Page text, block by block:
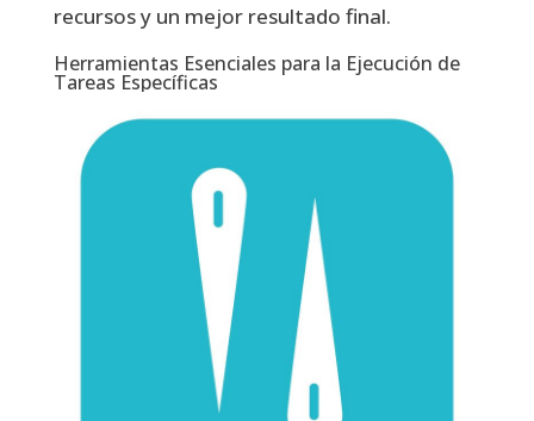
recursos y un mejor resultado final.
Herramientas Esenciales para la Ejecución de
Tareas Específicas